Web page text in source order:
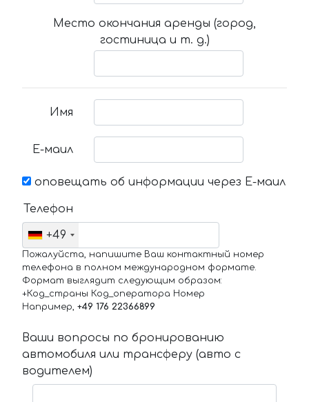
Место окончания аренды (город,
гостиница и т. д.)
Имя
Е-маил
оповещать об информации через Е-маил
Телефон
+49
Пожалуйста, напишите Ваш контактный номер
телефона в полном международном формате.
Формат выглядит следующим образом:
+Код_страны Код_оператора Номер
Например, +49 176 22366899
Ваши вопросы по бронированию
автомобиля или трансферу (авто с
водителем)